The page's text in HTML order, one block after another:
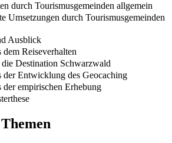
durch Tourismusgemeinden allgemein
Umsetzungen durch Tourismusgemeinden
Ausblick
dem Reiseverhalten
Destination Schwarzwald
der Entwicklung des Geocaching
der empirischen Erhebung